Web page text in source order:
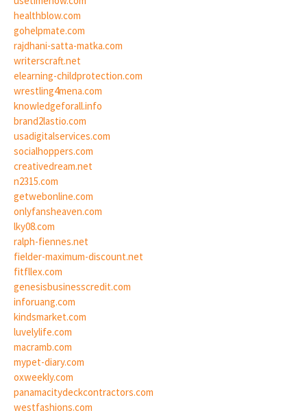
healthblow.com
gohelpmate.com
rajdhani-satta-matka.com
writerscraft.net
elearning-childprotection.com
wrestling4mena.com
knowledgeforall.info
brand2lastio.com
usadigitalservices.com
socialhoppers.com
creativedream.net
n2315.com
getwebonline.com
onlyfansheaven.com
lky08.com
ralph-fiennes.net
fielder-maximum-discount.net
fitfllex.com
genesisbusinesscredit.com
inforuang.com
kindsmarket.com
luvelylife.com
macramb.com
mypet-diary.com
oxweekly.com
panamacitydeckcontractors.com
westfashions.com